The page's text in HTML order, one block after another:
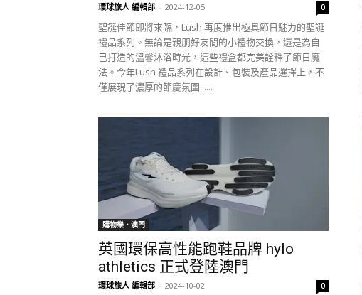
環球旅人 編輯部 - 2024-12-05 0
聖誕佳節即將來臨，Lush 再度推出極具節日魅力的聖誕
禮品系列。無論是親朋好友間的小禮物交換，還是為自
己打造的溫馨沐浴時光，這些禮盒都完美詮釋了節日魔
法。今年Lush 禮品系列在設計、包裝及產品選擇上，不
僅展現了濃厚的節慶氛圍......
購物樂‧澳門
英國環保高性能跑鞋品牌 hylo
athletics 正式登陸澳門
環球旅人 編輯部 - 2024-10-02 0